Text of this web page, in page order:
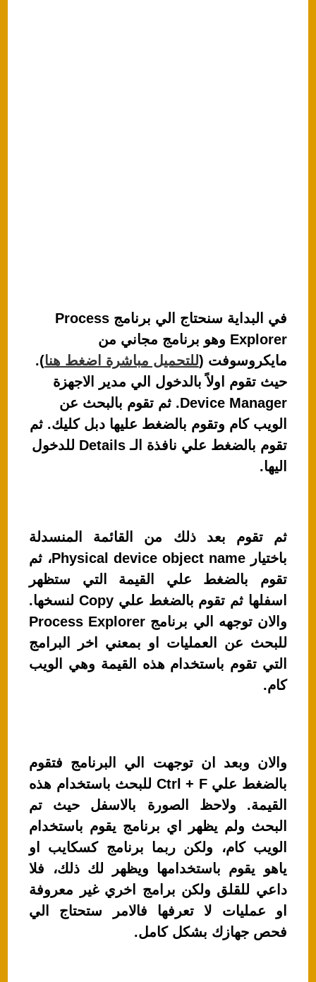
في البداية سنحتاج الي برنامج Process
Explorer وهو برنامج مجاني من
مايكروسوفت (للتحميل مباشرة اضغط هنا).
حيث تقوم اولاً بالدخول الي مدير الاجهزة
Device Manager. ثم تقوم بالبحث عن
الويب كام وتقوم بالضغط عليها دبل كليك. ثم
تقوم بالضغط علي نافذة الـ Details للدخول
اليها.
ثم تقوم بعد ذلك من القائمة المنسدلة
باختيار Physical device object name، ثم
تقوم بالضغط علي القيمة التي ستظهر
اسفلها ثم تقوم بالضغط علي Copy لنسخها.
والان توجهه الي برنامج Process Explorer
للبحث عن العمليات او بمعني اخر البرامج
التي تقوم باستخدام هذه القيمة وهي الويب
كام.
والان وبعد ان توجهت الي البرنامج فتقوم
بالضغط علي Ctrl + F للبحث باستخدام هذه
القيمة. ولاحظ الصورة بالاسفل حيث تم
البحث ولم يظهر اي برنامج يقوم باستخدام
الويب كام، ولكن ربما برنامج كسكايب او
ياهو يقوم باستخدامها ويظهر لك ذلك، فلا
داعي للقلق ولكن برامج اخري غير معروفة
او عمليات لا تعرفها فالامر ستحتاج الي
فحص جهازك بشكل كامل.